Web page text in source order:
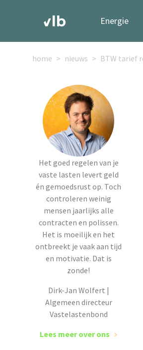
Energie
home nieuws BTW tarief
Het goed regelen van je
vaste lasten levert geld
én gemoedsrust op. Toch
controleren weinig
mensen jaarlijks alle
contracten en polissen.
Het is moeilijk en het
ontbreekt je vaak aan tijd
en motivatie. Dat is
zonde!
Dirk-Jan Wolfert |
Algemeen directeur
Vastelastenbond
Lees meer over ons